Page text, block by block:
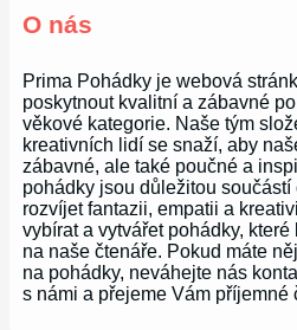
O nás
Prima Pohádky je webová
poskytnout kvalitní a zábavné
věkové kategorie. Naše tým
kreativních lidí se snaží, aby
zábavné, ale také poučné a
pohádky jsou důležitou
rozvíjet fantazii, empatii a
vybírat a vytvářet pohádky,
na naše čtenáře. Pokud máte
na pohádky, neváhejte nás
s námi a přejeme Vám příjemné